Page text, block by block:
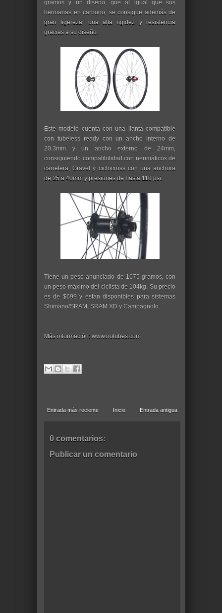
gramos y un diseño, que al igual que sus
hermanas en carbono, se consigue además de
gran ligereza, una alta rigidez y resistencia
gracias a su diseño.
Este modelo cuenta con una llanta compatible
con tubeless ready con un ancho interno de
20.3mm y un ancho externo de 24mm,
consiguiendo compatibilidad con neumáticos de
carretera, Gravel y ciclocross con una anchura
de 25 a 40mm y presiones de hasta 110 psi.
Tiene un peso anunciado de 1675 gramos, con
un peso máximo del ciclista de 104kg. Su precio
es de $699 y están disponibles para sistemas
Shimano/SRAM, SRAM XD y Campagnolo.
Más información: www.notubes.com
Entrada más reciente Entrada antigua
Inicio
0 comentarios:
Publicar un comentario